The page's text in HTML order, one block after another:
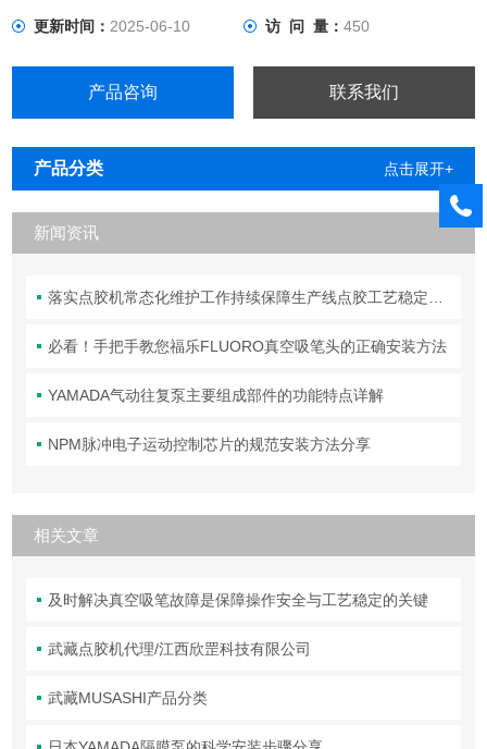
更新时间：2025-06-10 访 问 量： 450
产品咨询 联系我们
产品分类 点击展开+
新闻资讯
落实点胶机常态化维护工作持续保障生产线点胶工艺稳定合规
必看！手把手教您福乐FLUORO真空吸笔头的正确安装方法
YAMADA气动往复泵主要组成部件的功能特点详解
NPM脉冲电子运动控制芯片的规范安装方法分享
相关文章
及时解决真空吸笔故障是保障操作安全与工艺稳定的关键
武藏点胶机代理/江西欣罡科技有限公司
武藏MUSASHI产品分类